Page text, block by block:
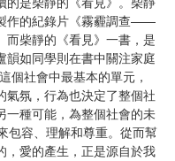
作的紀錄片《霧霾調查——
而柴靜的《看見》一書，是
韻如同學則在書中關注家庭
個社會中最基本的單元，
氣氛，行為也決定了整個社
一種可能，為整個社會的未
包容、理解和尊重。從而幫
，愛的產生，正是源自於我